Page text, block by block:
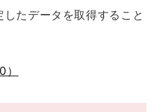
たデータを取得すること